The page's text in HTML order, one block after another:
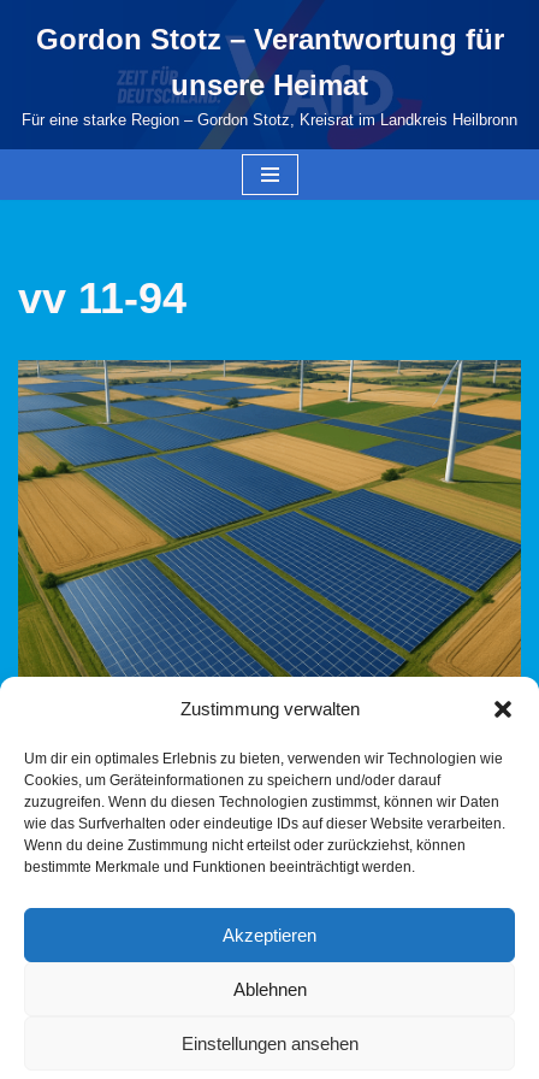
Zustimmung verwalten
Um dir ein optimales Erlebnis zu bieten, verwenden wir Technologien wie
Cookies, um Geräteinformationen zu speichern und/oder darauf
zuzugreifen. Wenn du diesen Technologien zustimmst, können wir Daten
wie das Surfverhalten oder eindeutige IDs auf dieser Website verarbeiten.
Wenn du deine Zustimmung nicht erteilst oder zurückziehst, können
bestimmte Merkmale und Funktionen beeinträchtigt werden.
Akzeptieren
Ablehnen
Einstellungen ansehen
springen
Gordon Stotz – Verantwortung für
unsere Heimat
Für eine starke Region – Gordon Stotz, Kreisrat im Landkreis Heilbronn
vv 11-94
– unsere Linie steht Vor der Regionalverbandsversammlung
hatten wir eine einstündige Fraktionssitzung: Die
Fraktionssitzung vom 25.07.2025 verlief geschlossen,
…Weiterlesen »